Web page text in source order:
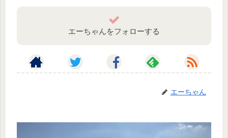
エーちゃんをフォローする
エーちゃん